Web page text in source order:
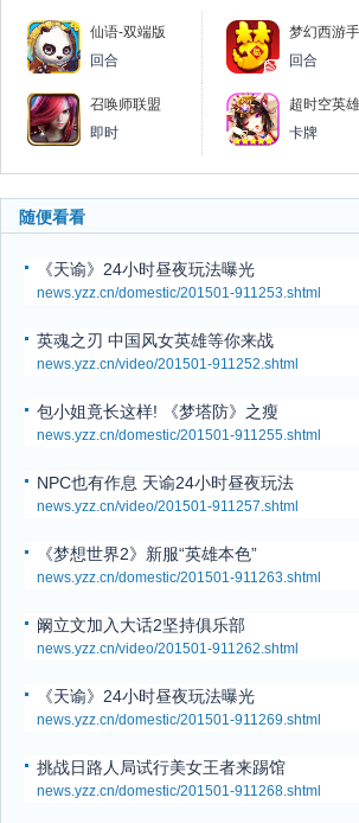
仙语-双端版
回合
梦幻西游
回合
召唤师联盟
即时
超时空英雄
卡牌
随便看看
《天谕》24小时昼夜玩法曝光
news.yzz.cn/domestic/201501-911253.shtml
英魂之刃 中国风女英雄等你来战
news.yzz.cn/video/201501-911252.shtml
包小姐竟长这样! 《梦塔防》之瘦
news.yzz.cn/domestic/201501-911255.shtml
NPC也有作息 天谕24小时昼夜玩法
news.yzz.cn/video/201501-911257.shtml
《梦想世界2》新服“英雄本色”
news.yzz.cn/domestic/201501-911263.shtml
阚立文加入大话2坚持俱乐部
news.yzz.cn/video/201501-911262.shtml
《天谕》24小时昼夜玩法曝光
news.yzz.cn/domestic/201501-911269.shtml
挑战日路人局试行美女王者来踢馆
news.yzz.cn/domestic/201501-911268.shtml